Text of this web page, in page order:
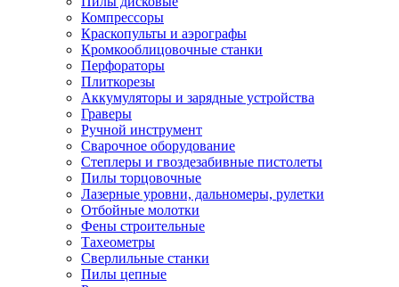
Компрессоры
Краскопульты и аэрографы
Кромкооблицовочные станки
Перфораторы
Плиткорезы
Аккумуляторы и зарядные устройства
Граверы
Ручной инструмент
Сварочное оборудование
Степлеры и гвоздезабивные пистолеты
Пилы торцовочные
Лазерные уровни, дальномеры, рулетки
Отбойные молотки
Фены строительные
Тахеометры
Сверлильные станки
Пилы цепные